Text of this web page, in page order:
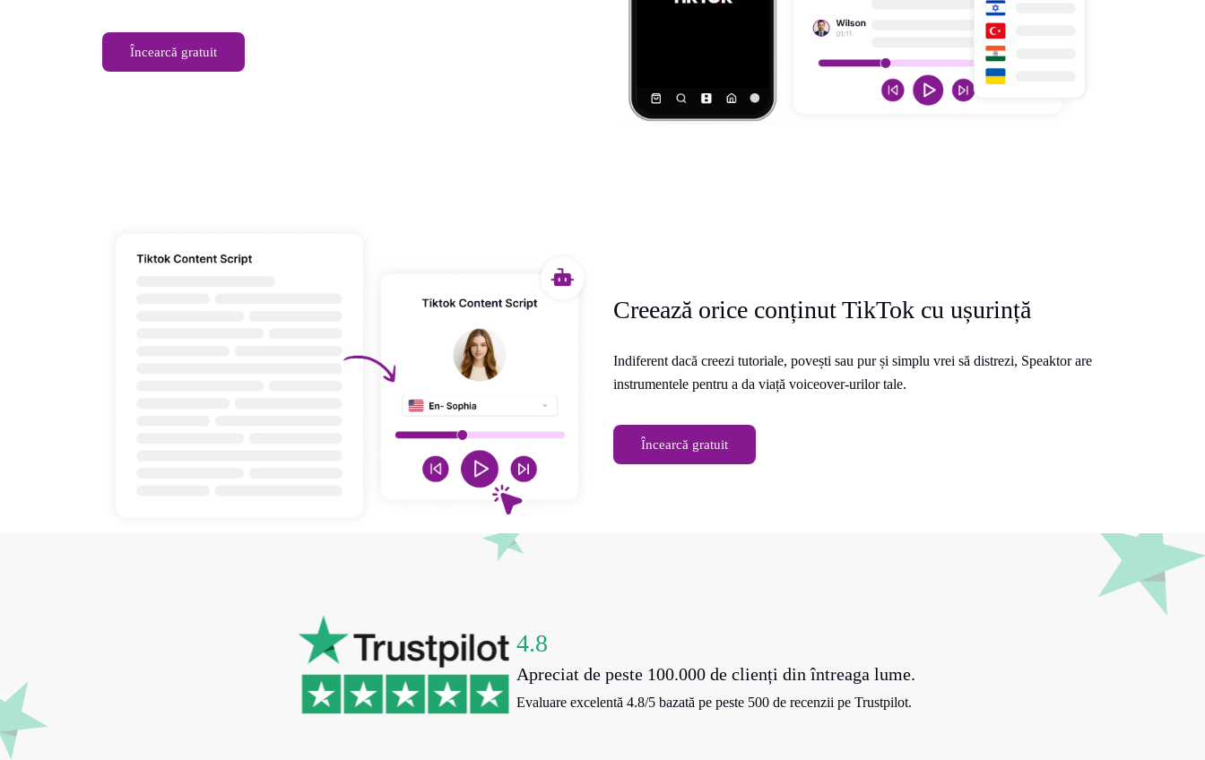
Încearcă gratuit
Creează orice conținut TikTok cu ușurință
Indiferent dacă creezi tutoriale, povești sau pur și simplu vrei să distrezi, Speaktor are
instrumentele pentru a da viață voiceover-urilor tale.
Încearcă gratuit
4.8
Apreciat de peste 100.000 de clienți din întreaga lume.
Evaluare excelentă 4.8/5 bazată pe peste 500 de recenzii pe Trustpilot.